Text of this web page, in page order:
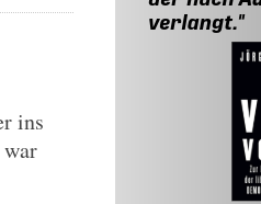
ins